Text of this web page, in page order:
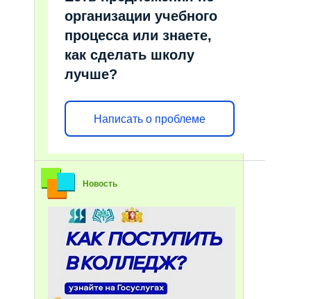
организации учебного
процесса или знаете,
как сделать школу
лучше?
Написать о проблеме
Новость